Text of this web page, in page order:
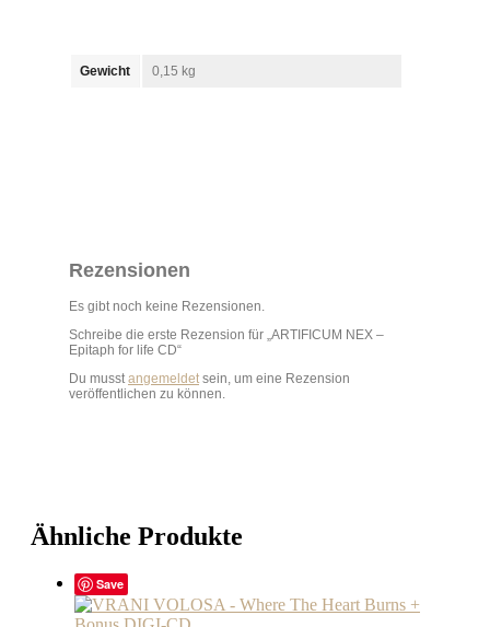
Gewicht 0,15 kg
Rezensionen
Es gibt noch keine Rezensionen.
Schreibe die erste Rezension für „ARTIFICUM NEX –
Epitaph for life CD“
Du musst angemeldet sein, um eine Rezension
veröffentlichen zu können.
Ähnliche Produkte
Save